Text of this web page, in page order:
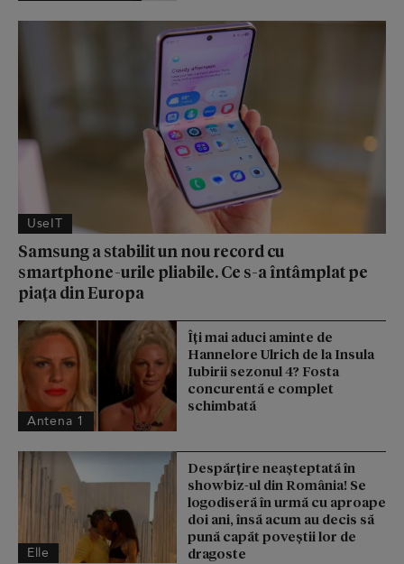
UseIT
Samsung a stabilit un nou record cu
smartphone-urile pliabile. Ce s-a întâmplat pe
piața din Europa
Antena 1
Îți mai aduci aminte de
Hannelore Ulrich de la Insula
Iubirii sezonul 4? Fosta
concurentă e complet
schimbată
Elle
Despărțire neașteptată în
showbiz-ul din România! Se
logodiseră în urmă cu aproape
doi ani, însă acum au decis să
pună capăt poveștii lor de
dragoste